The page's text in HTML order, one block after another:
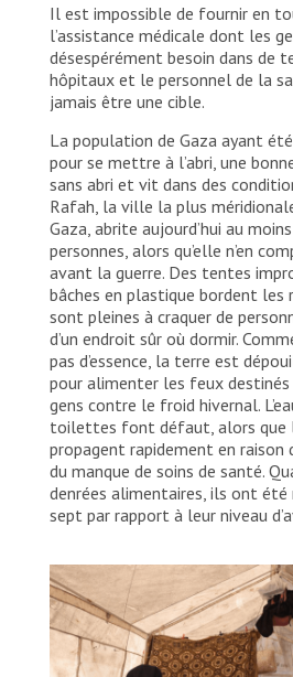
Il est impossible de fournir en
l’assistance médicale dont les
désespérément besoin dans de
hôpitaux et le personnel de la
jamais être une cible.
La population de Gaza ayant
pour se mettre à l’abri, une
sans abri et vit dans des
Rafah, la ville la plus
Gaza, abrite aujourd’hui au
personnes, alors qu’elle n’en
avant la guerre. Des tentes
bâches en plastique bordent les
sont pleines à craquer de
d’un endroit sûr où dormir.
pas d’essence, la terre est
pour alimenter les feux
gens contre le froid hivernal.
toilettes font défaut, alors que
propagent rapidement en raison
du manque de soins de santé.
denrées alimentaires, ils ont
sept par rapport à leur niveau